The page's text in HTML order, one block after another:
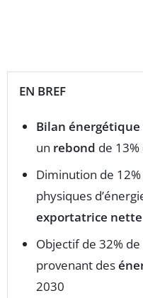
EN BREF
Bilan énergétique
un rebond de
Diminution de
physiques
exportatrice nette
Objectif de 32% de
provenant des
2030